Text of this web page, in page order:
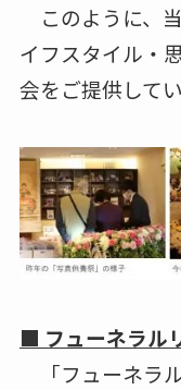
このように、
イフスタイル・
会をご提供してい
■ フューネラル
「フューネラ